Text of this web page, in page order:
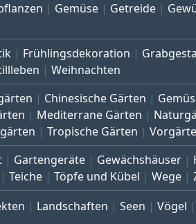
Gemüse Getreide
Frühlingsdekoration
Weihnachten
Chinesische Gärten
Mediterrane Gärten
Tropische Gärten
Gartengeräte Gewächshäuser
Teiche Töpfe und Kübel Wege
Landschaften Seen Vögel